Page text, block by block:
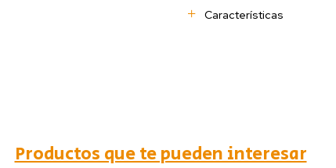
Características
Productos que te pueden interesar